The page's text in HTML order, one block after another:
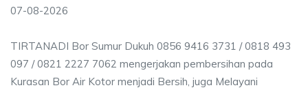
07-08-2026
TIRTANADI Bor Sumur Dukuh 0856 9416 3731 / 0818 493
097 / 0821 2227 7062 mengerjakan pembersihan pada
Kurasan Bor Air Kotor menjadi Bersih, juga Melayani